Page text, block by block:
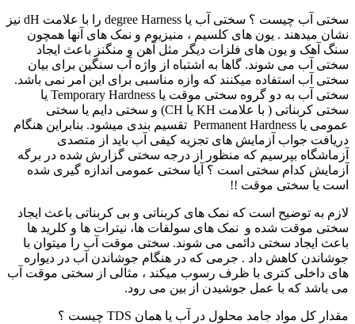
سختی آب چیست ؟ سختی آب یا degree Harness را با علامت dH نیز
نشان میدهند . یون های کلسیم ، منیزیوم و نمک های آنها همچون
سنگ آهک و یون های فلزات دیگر مثل آهن و منگنز باعث ایجاد
سختی آب می شوند. گاها به اشتباه از واژه آب سنگین برای بیان
سختی آب استفاده میکنند که وازه مناسبی برای این امر نمی باشد.
سختی آب به دو گروه سختی موقت یا Temporary Hardness یا
سختی کربناتی ( با علامت KH یا CH) و سختی دایم یا سختی
عمومی یا Permanent Hardness تقسیم بندی میشود. بنابراین هنگام
دریافت جواب آزمایش های تجزیه کیفی آب باید از متصدی
آزماشگاه بپرسیم که منظور از درجه سختی گزارش شده در برگه
آزمایش کدام سختی است ؟ آیا سختی عمومی اندازه گیری شده
است یا سختی موقت !!
لازم به توضیح است که نمک های کربناتی و بی کربناتی باعث ایجاد
سختی موقت شده و نمک های سولفات ها، نیترات ها و کلرید ها
باعث ایجاد سختی دائمی می شوند. سختی موقت آب را میتوان با
جوشاندن کاهش داد . جرمی که در هنگام جوشاندن آب در دیواره
های داخلی کتری با ظرف رسوب میکند ، مثالی از سختی موقت آب
می باشد که با عمل جوشیدن از بین می رود.
مقدار کل مواد جامد محلول در آب یا همان TDS چیست ؟